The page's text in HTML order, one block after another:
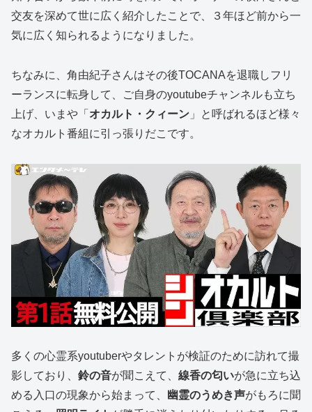
交友を深めて世に広く紹介したことで、３年ほど前から一
気に広く知られるようになりました。
ちなみに、角由紀子さんはその後TOCANAを退職しフリ
ーランスに転身して、ご自身のyoutubeチャンネルも立ち
上げ、いまや「 オカルト・クィーン 」と呼ばれるほど様々
なオカルト番組に引っ張りだこです。
多くの心霊系youtuberやタレントが検証のために訪れて撮
影しており、 鈴の音が聞こえて、 線香の匂いが急に立ち込
める入口の現象から始まって、
幽霊のうめき声がもろに聞